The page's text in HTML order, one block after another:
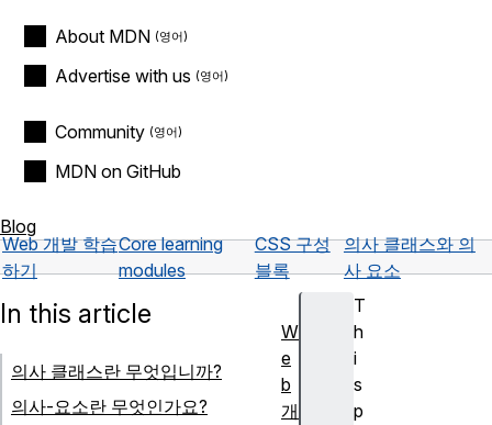
About MDN
Advertise with us
Community
MDN on GitHub
Blog
Web 개발 학습
하기
Core learning
modules
CSS 구성
블록
의사 클래스와 의
사 요소
T
h
i
s
p
In this article
의사 클래스란 무엇입니까?
의사-요소란 무엇인가요?
W
e
b
개